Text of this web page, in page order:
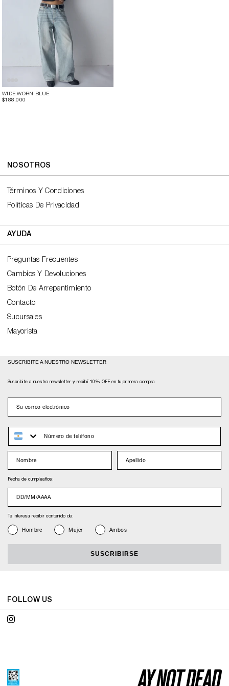
WIDE WORN BLUE
$188.000
NOSOTROS
Términos Y Condiciones
Políticas De Privacidad
AYUDA
Preguntas Frecuentes
Cambios Y Devoluciones
Botón De Arrepentimiento
Contacto
Sucursales
Mayorista
SUSCRIBITE A NUESTRO NEWSLETTER
Suscribite a nuestro newsletter y recibí 10% OFF en tu primera compra
email
whatsapp
Nombre Apellido
Fecha de cumpleaños:
nacimiento
Te interesa recibir contenido de:
GeneroHombre Mujer Ambos
SUSCRIBIRSE
FOLLOW US
Instagram